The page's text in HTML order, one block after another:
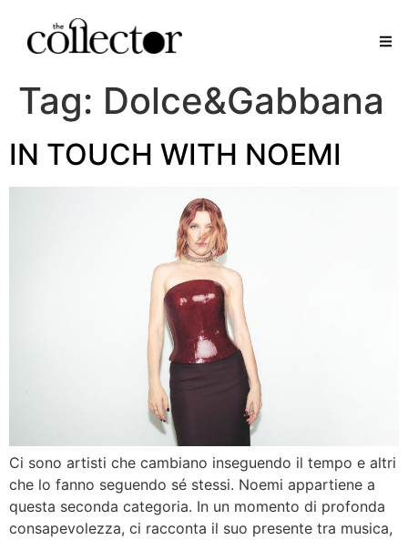
Tag: Dolce&Gabbana
IN TOUCH WITH NOEMI
Ci sono artisti che cambiano inseguendo il tempo e altri
che lo fanno seguendo sé stessi. Noemi appartiene a
questa seconda categoria. In un momento di profonda
consapevolezza, ci racconta il suo presente tra musica,